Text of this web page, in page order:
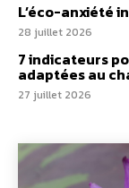
L’éco-anxiété
28 juillet 2026
7 indicateurs
adaptées au
27 juillet 2026